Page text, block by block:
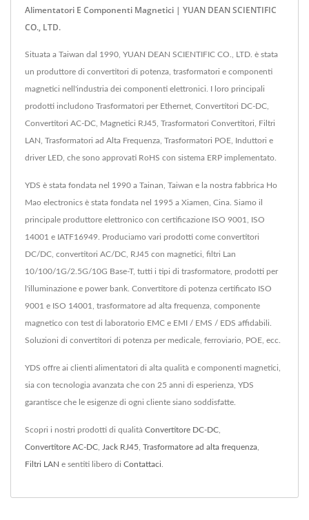
Alimentatori E Componenti Magnetici | YUAN DEAN SCIENTIFIC
CO., LTD.
Situata a Taiwan dal 1990, YUAN DEAN SCIENTIFIC CO., LTD. è stata
un produttore di convertitori di potenza, trasformatori e componenti
magnetici nell'industria dei componenti elettronici. I loro principali
prodotti includono Trasformatori per Ethernet, Convertitori DC-DC,
Convertitori AC-DC, Magnetici RJ45, Trasformatori Convertitori, Filtri
LAN, Trasformatori ad Alta Frequenza, Trasformatori POE, Induttori e
driver LED, che sono approvati RoHS con sistema ERP implementato.
YDS è stata fondata nel 1990 a Tainan, Taiwan e la nostra fabbrica Ho
Mao electronics è stata fondata nel 1995 a Xiamen, Cina. Siamo il
principale produttore elettronico con certificazione ISO 9001, ISO
14001 e IATF16949. Produciamo vari prodotti come convertitori
DC/DC, convertitori AC/DC, RJ45 con magnetici, filtri Lan
10/100/1G/2.5G/10G Base-T, tutti i tipi di trasformatore, prodotti per
l'illuminazione e power bank. Convertitore di potenza certificato ISO
9001 e ISO 14001, trasformatore ad alta frequenza, componente
magnetico con test di laboratorio EMC e EMI / EMS / EDS affidabili.
Soluzioni di convertitori di potenza per medicale, ferroviario, POE, ecc.
YDS offre ai clienti alimentatori di alta qualità e componenti magnetici,
sia con tecnologia avanzata che con 25 anni di esperienza, YDS
garantisce che le esigenze di ogni cliente siano soddisfatte.
Scopri i nostri prodotti di qualità Convertitore DC-DC
Convertitore AC-DC Jack RJ45 Trasformatore ad alta frequenza
Filtri LAN e sentiti libero di Contattaci